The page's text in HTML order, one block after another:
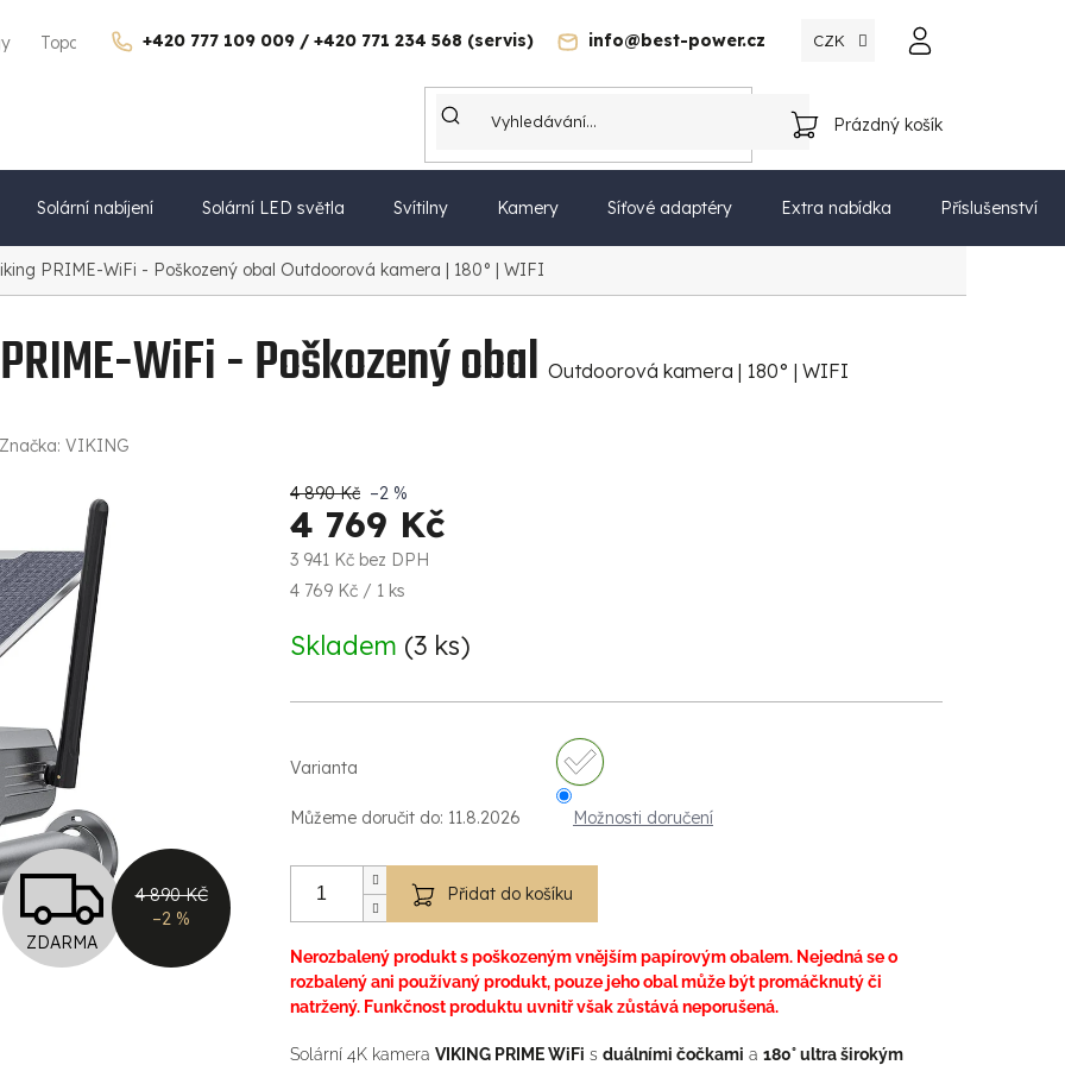
+420 777 109 009 / +420 771 234 568 (servis) info@best-power.cz
Topdon Česko Kontakty Kariéra Dárkové poukazy Katalog CZK
NÁKUPNÍ
KOŠÍK
Prázdný košík
Solární nabíjení Solární LED světla Svítilny Kamery Síťové adaptéry Extra nabídka Příslušenství
PRIME-WiFi - Poškozený obal Outdoorová kamera | 180° | WIFI
WiFi - Poškozený obal Outdoorová kamera | 180° | WIFI
Značka:VIKING
Z
D
ZDARMA
4 890 KČ
–2 %
4 890 Kč –2 %
4 769 Kč
3 941 Kč bez DPH
Měrná
4 769 Kč / 1 ks
Skladem (3 ks)
Varianta
Můžeme doručit do: 11.8.2026 Možnosti doručení
Přidat do košíku
Nerozbalený produkt s poškozeným vnějším papírovým obalem. Nejedná se o
rozbalený ani používaný produkt, pouze jeho obal může být promáčknutý či
natržený. Funkčnost produktu uvnitř však zůstává neporušená.
Solární 4K kamera VIKING PRIME WiFi s duálními čočkami a 180° ultra širokým